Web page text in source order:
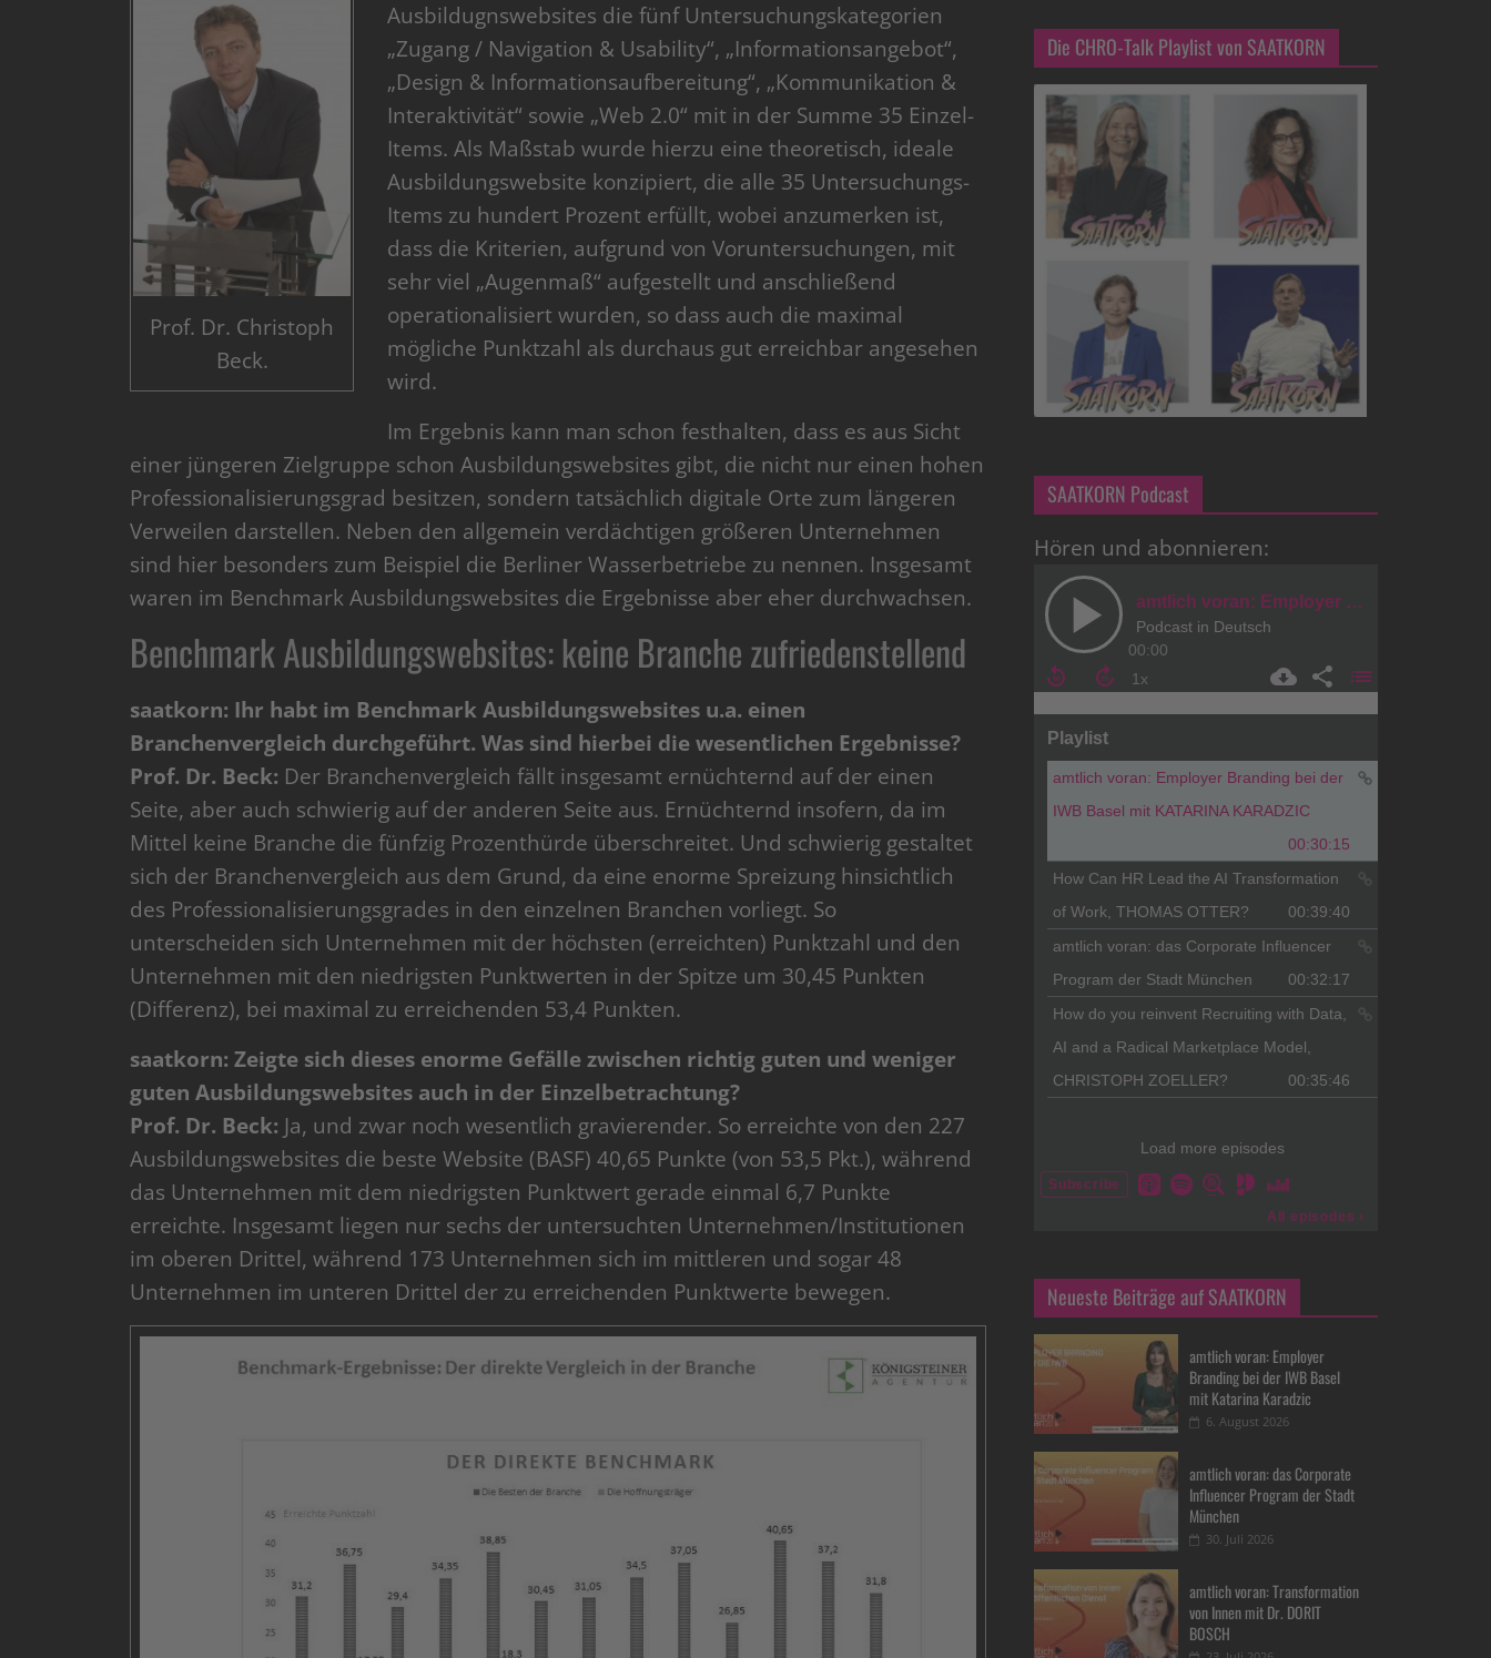
Prof. Dr. Christoph
Beck.
Ausbildugnswebsites die fünf Untersuchungskategorien
„Zugang / Navigation & Usability“, „Informationsangebot“,
„Design & Informationsaufbereitung“, „Kommunikation &
Interaktivität“ sowie „Web 2.0“ mit in der Summe 35 Einzel-
Items. Als Maßstab wurde hierzu eine theoretisch, ideale
Ausbildungswebsite konzipiert, die alle 35 Untersuchungs-
Items zu hundert Prozent erfüllt, wobei anzumerken ist,
dass die Kriterien, aufgrund von Voruntersuchungen, mit
sehr viel „Augenmaß“ aufgestellt und anschließend
operationalisiert wurden, so dass auch die maximal
mögliche Punktzahl als durchaus gut erreichbar angesehen
wird.
Im Ergebnis kann man schon festhalten, dass es aus Sicht
einer jüngeren Zielgruppe schon Ausbildungswebsites gibt, die nicht nur einen hohen
Professionalisierungsgrad besitzen, sondern tatsächlich digitale Orte zum längeren
Verweilen darstellen. Neben den allgemein verdächtigen größeren Unternehmen
sind hier besonders zum Beispiel die Berliner Wasserbetriebe zu nennen. Insgesamt
waren im Benchmark Ausbildungswebsites die Ergebnisse aber eher durchwachsen.
Benchmark Ausbildungswebsites: keine Branche zufriedenstellend
saatkorn: Ihr habt im Benchmark Ausbildungswebsites u.a. einen
Branchenvergleich durchgeführt. Was sind hierbei die wesentlichen Ergebnisse?
Prof. Dr. Beck: Der Branchenvergleich fällt insgesamt ernüchternd auf der einen
Seite, aber auch schwierig auf der anderen Seite aus. Ernüchternd insofern, da im
Mittel keine Branche die fünfzig Prozenthürde überschreitet. Und schwierig gestaltet
sich der Branchenvergleich aus dem Grund, da eine enorme Spreizung hinsichtlich
des Professionalisierungsgrades in den einzelnen Branchen vorliegt. So
unterscheiden sich Unternehmen mit der höchsten (erreichten) Punktzahl und den
Unternehmen mit den niedrigsten Punktwerten in der Spitze um 30,45 Punkten
(Differenz), bei maximal zu erreichenden 53,4 Punkten.
saatkorn: Zeigte sich dieses enorme Gefälle zwischen richtig guten und weniger
guten Ausbildungswebsites auch in der Einzelbetrachtung?
Prof. Dr. Beck: Ja, und zwar noch wesentlich gravierender. So erreichte von den 227
Ausbildungswebsites die beste Website (BASF) 40,65 Punkte (von 53,5 Pkt.), während
das Unternehmen mit dem niedrigsten Punktwert gerade einmal 6,7 Punkte
erreichte. Insgesamt liegen nur sechs der untersuchten Unternehmen/Institutionen
im oberen Drittel, während 173 Unternehmen sich im mittleren und sogar 48
Unternehmen im unteren Drittel der zu erreichenden Punktwerte bewegen.
Die CHRO-Talk Playlist von SAATKORN
SAATKORN Podcast
Hören und abonnieren:
Neueste Beiträge auf SAATKORN
amtlich voran: Employer
Branding bei der IWB Basel
mit Katarina Karadzic
6. August 2026
amtlich voran: das Corporate
Influencer Program der Stadt
München
30. Juli 2026
amtlich voran: Transformation
von Innen mit Dr. DORIT
BOSCH